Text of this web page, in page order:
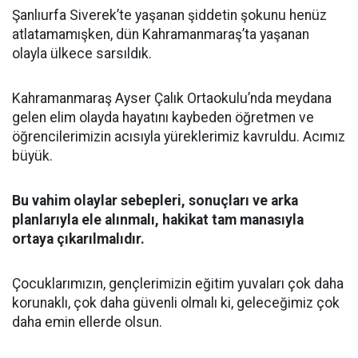
Şanlıurfa Siverek’te yaşanan şiddetin şokunu henüz
atlatamamışken, dün Kahramanmaraş’ta yaşanan
olayla ülkece sarsıldık.
Kahramanmaraş Ayser Çalık Ortaokulu’nda meydana
gelen elim olayda hayatını kaybeden öğretmen ve
öğrencilerimizin acısıyla yüreklerimiz kavruldu. Acımız
büyük.
Bu vahim olaylar sebepleri, sonuçları ve arka
planlarıyla ele alınmalı, hakikat tam manasıyla
ortaya çıkarılmalıdır.
Çocuklarımızın, gençlerimizin eğitim yuvaları çok daha
korunaklı, çok daha güvenli olmalı ki, geleceğimiz çok
daha emin ellerde olsun.